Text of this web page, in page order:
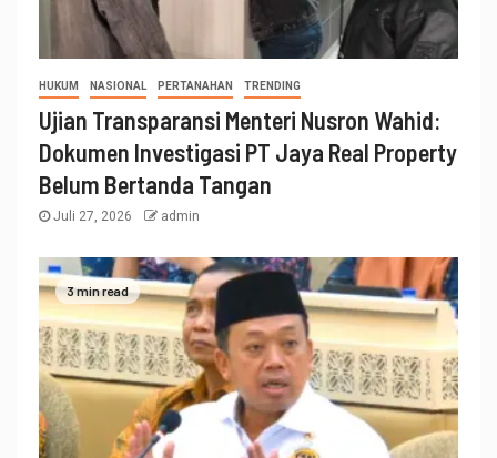
HUKUM NASIONAL PERTANAHAN TRENDING
Ujian Transparansi Menteri Nusron Wahid:
Dokumen Investigasi PT Jaya Real Property
Belum Bertanda Tangan
Juli 27, 2026 admin
3 min read